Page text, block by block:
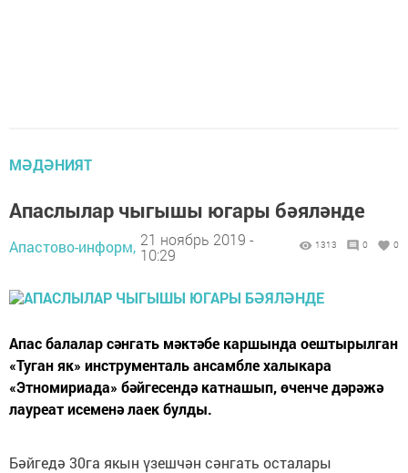
МӘДӘНИЯТ
Апаслылар чыгышы югары бәяләнде
Апастово-информ, 21 ноябрь 2019 -
10:29
1313 0 0
Апас балалар сәнгать мәктәбе каршында оештырылган
«Туган як» инструменталь ансамбле халыкара
«Этномириада» бәйгесендә катнашып, өченче дәрәжә
лауреат исеменә лаек булды.
Бәйгедә 30га якын үзешчән сәнгать осталары